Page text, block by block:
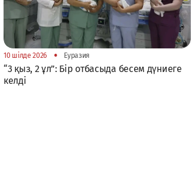
10 шілде 2026 • Еуразия
“3 қыз, 2 ұл”: Бір отбасыда бесем дүниеге
келді